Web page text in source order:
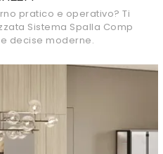
pratico e operativo? Ti
Sistema Spalla Comp
decise moderne.